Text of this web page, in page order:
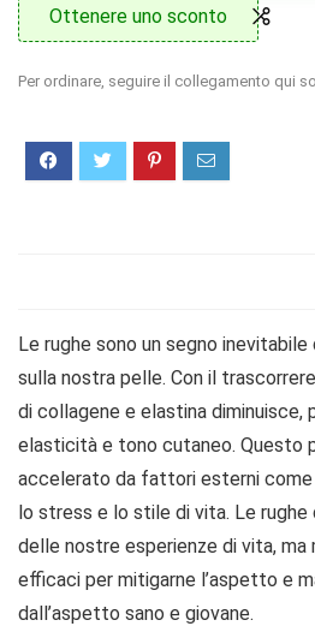
Ottenere uno sconto
Per ordinare, seguire il collegamento qui
Le rughe sono un segno
sulla nostra pelle. Con il
di collagene e elastina diminuisce,
elasticità e tono cutaneo. Questo
accelerato da fattori esterni come
lo stress e lo stile di vita. Le
delle nostre esperienze di vita,
efficaci per mitigarne l’aspetto e
dall’aspetto sano e giovane.